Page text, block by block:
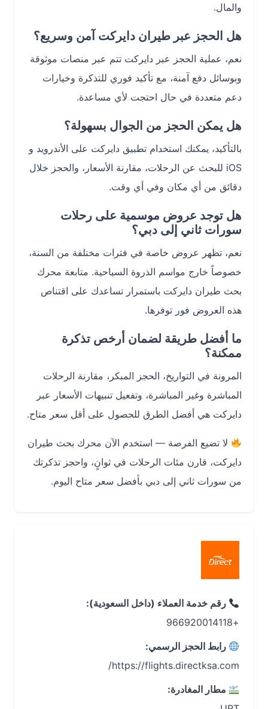
والمال.
هل الحجز عبر طيران دايركت آمن وسريع؟
نعم، عملية الحجز عبر دايركت تتم عبر منصات موثوقة
وبوسائل دفع آمنة، مع تأكيد فوري للتذكرة وخيارات
دعم متعددة في حال احتجت لأي مساعدة.
هل يمكن الحجز من الجوال بسهولة؟
بالتأكيد، يمكنك استخدام تطبيق دايركت على الأندرويد و
iOS للبحث عن الرحلات، مقارنة الأسعار، والحجز خلال
دقائق من أي مكان وفي أي وقت.
هل توجد عروض موسمية على رحلات
سورات ثاني إلى دبي؟
نعم، تظهر عروض خاصة في فترات مختلفة من السنة،
خصوصاً خارج مواسم الذروة السياحية. متابعة محرك
بحث طيران دايركت باستمرار تساعدك على اقتناص
هذه العروض فور توفرها.
ما أفضل طريقة لضمان أرخص تذكرة
ممكنة؟
المرونة في التواريخ، الحجز المبكر، مقارنة الرحلات
المباشرة وغير المباشرة، وتفعيل تنبيهات الأسعار عبر
دايركت هي أفضل الطرق للحصول على أقل سعر متاح.
لا تضيع الفرصة — استخدم الآن محرك بحث طيران
دايركت، قارن مئات الرحلات في ثوانٍ، واحجز تذكرتك
من سورات ثاني إلى دبي بأفضل سعر متاح اليوم.
رقم خدمة العملاء (داخل السعودية):
رابط الحجز الرسمي:
https://flights.directksa.com/
مطار المغادرة: